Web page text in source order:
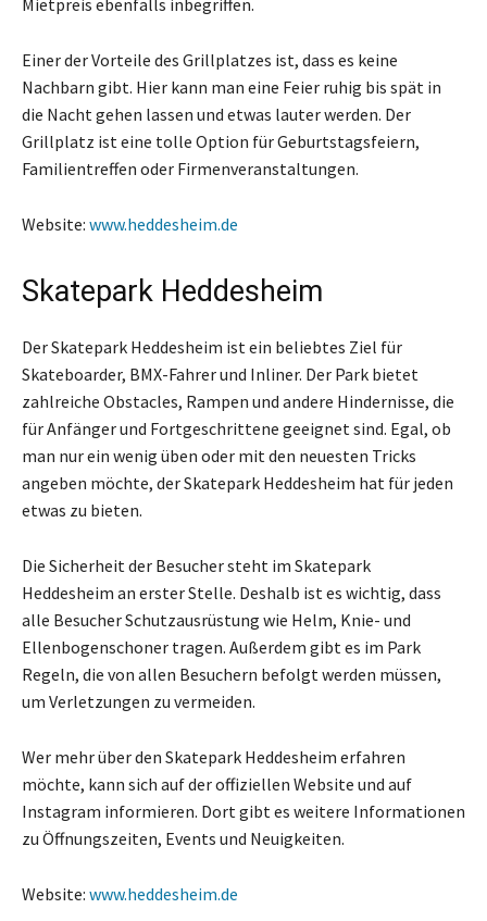
Einer der Vorteile des Grillplatzes ist, dass es keine
Nachbarn gibt. Hier kann man eine Feier ruhig bis spät in
die Nacht gehen lassen und etwas lauter werden. Der
Grillplatz ist eine tolle Option für Geburtstagsfeiern,
Familientreffen oder Firmenveranstaltungen.
Website: www.heddesheim.de
Skatepark Heddesheim
Der Skatepark Heddesheim ist ein beliebtes Ziel für
Skateboarder, BMX-Fahrer und Inliner. Der Park bietet
zahlreiche Obstacles, Rampen und andere Hindernisse, die
für Anfänger und Fortgeschrittene geeignet sind. Egal, ob
man nur ein wenig üben oder mit den neuesten Tricks
angeben möchte, der Skatepark Heddesheim hat für jeden
etwas zu bieten.
Die Sicherheit der Besucher steht im Skatepark
Heddesheim an erster Stelle. Deshalb ist es wichtig, dass
alle Besucher Schutzausrüstung wie Helm, Knie- und
Ellenbogenschoner tragen. Außerdem gibt es im Park
Regeln, die von allen Besuchern befolgt werden müssen,
um Verletzungen zu vermeiden.
Wer mehr über den Skatepark Heddesheim erfahren
möchte, kann sich auf der offiziellen Website und auf
Instagram informieren. Dort gibt es weitere Informationen
zu Öffnungszeiten, Events und Neuigkeiten.
Website: www.heddesheim.de